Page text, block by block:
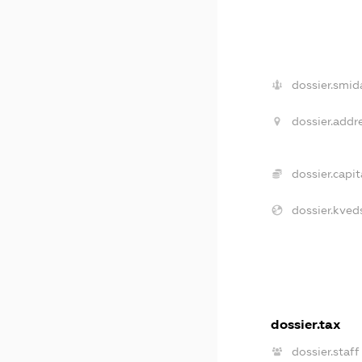
dossier.tax
dossier.staff